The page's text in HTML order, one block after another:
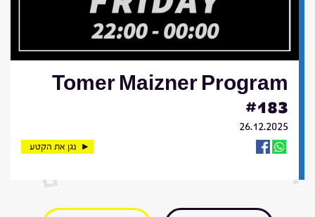
Tomer Maizner Program
#183
26.12.2025
נגן את הקטע